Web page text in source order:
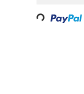
Loading...